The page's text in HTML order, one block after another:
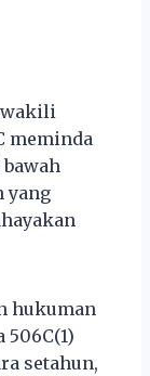
meminda
yang
hukuman
506C(1)
setahun,